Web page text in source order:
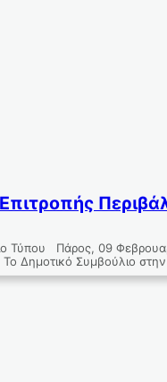
Πάρος, 09
Δημοτικό Συμβούλιο στην